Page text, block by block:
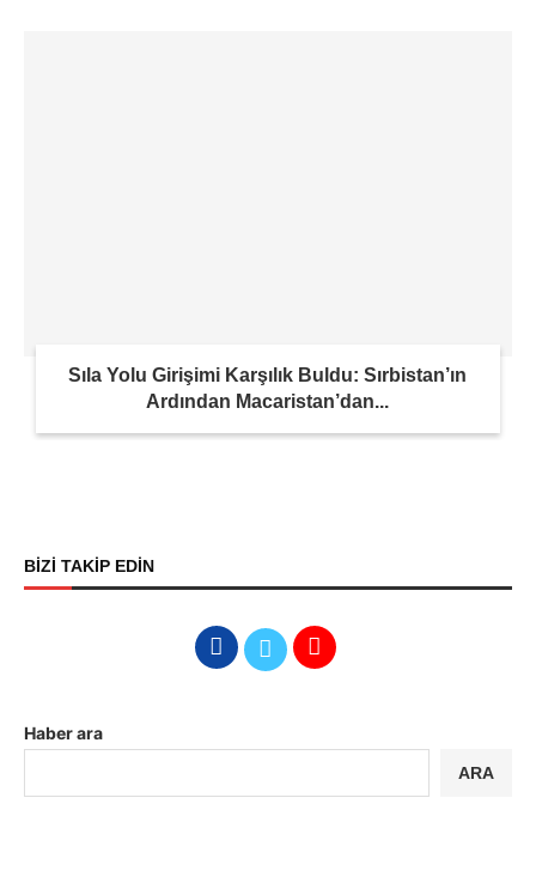
Sıla Yolu Girişimi Karşılık Buldu: Sırbistan’ın
Ardından Macaristan’dan...
BİZİ TAKİP EDİN
Haber ara
ARA